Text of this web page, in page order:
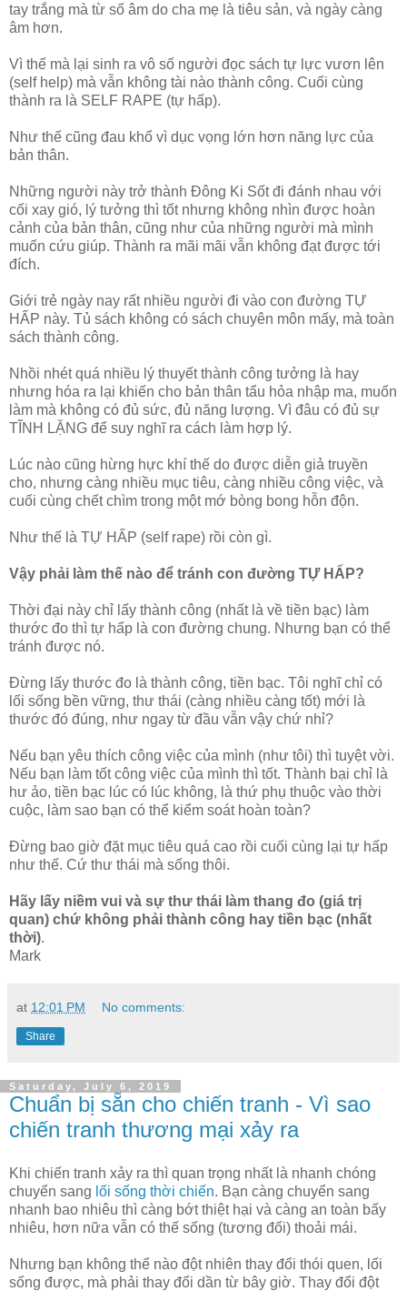
tay trắng mà từ số âm do cha mẹ là tiêu sản, và ngày càng
âm hơn.
Vì thế mà lại sinh ra vô số người đọc sách tự lực vươn lên
(self help) mà vẫn không tài nào thành công. Cuối cùng
thành ra là SELF RAPE (tự hấp).
Như thế cũng đau khổ vì dục vọng lớn hơn năng lực của
bản thân.
Những người này trở thành Đông Ki Sốt đi đánh nhau với
cối xay gió, lý tưởng thì tốt nhưng không nhìn được hoàn
cảnh của bản thân, cũng như của những người mà mình
muốn cứu giúp. Thành ra mãi mãi vẫn không đạt được tới
đích.
Giới trẻ ngày nay rất nhiều người đi vào con đường TỰ
HẤP này. Tủ sách không có sách chuyên môn mấy, mà toàn
sách thành công.
Nhồi nhét quá nhiều lý thuyết thành công tưởng là hay
nhưng hóa ra lại khiến cho bản thân tẩu hỏa nhập ma, muốn
làm mà không có đủ sức, đủ năng lượng. Vì đâu có đủ sự
TĨNH LẶNG để suy nghĩ ra cách làm hợp lý.
Lúc nào cũng hừng hực khí thế do được diễn giả truyền
cho, nhưng càng nhiều mục tiêu, càng nhiều công việc, và
cuối cùng chết chìm trong một mớ bòng bong hỗn độn.
Như thế là TỰ HẤP (self rape) rồi còn gì.
Vậy phải làm thế nào để tránh con đường TỰ HẤP?
Thời đại này chỉ lấy thành công (nhất là về tiền bạc) làm
thước đo thì tự hấp là con đường chung. Nhưng bạn có thể
tránh được nó.
Đừng lấy thước đo là thành công, tiền bạc. Tôi nghĩ chỉ có
lối sống bền vững, thư thái (càng nhiều càng tốt) mới là
thước đó đúng, như ngay từ đầu vẫn vậy chứ nhỉ?
Nếu bạn yêu thích công việc của mình (như tôi) thì tuyệt vời.
Nếu bạn làm tốt công việc của mình thì tốt. Thành bại chỉ là
hư ảo, tiền bạc lúc có lúc không, là thứ phụ thuộc vào thời
cuộc, làm sao bạn có thể kiểm soát hoàn toàn?
Đừng bao giờ đặt mục tiêu quá cao rồi cuối cùng lại tự hấp
như thế. Cứ thư thái mà sống thôi.
Hãy lấy niềm vui và sự thư thái làm thang đo (giá trị
quan) chứ không phải thành công hay tiền bạc (nhất
thời).
Mark
at 12:01 PM No comments:
Share
Saturday, July 6, 2019
Chuẩn bị sẵn cho chiến tranh - Vì sao
chiến tranh thương mại xảy ra
Khi chiến tranh xảy ra thì quan trọng nhất là nhanh chóng
chuyển sang lối sống thời chiến. Bạn càng chuyển sang
nhanh bao nhiêu thì càng bớt thiệt hại và càng an toàn bấy
nhiêu, hơn nữa vẫn có thế sống (tương đối) thoải mái.
Nhưng bạn không thể nào đột nhiên thay đổi thói quen, lối
sống được, mà phải thay đổi dần từ bây giờ. Thay đổi đột